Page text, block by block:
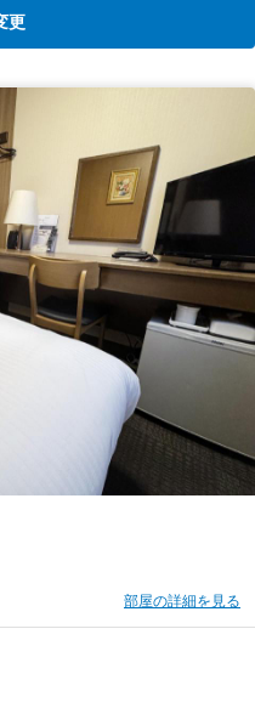
更
部屋の詳細を見る